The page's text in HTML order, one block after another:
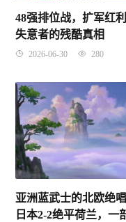
48强排位战，扩军红
失意者的残酷真相
2026-06-30 280
亚洲蓝武士的北欧绝唱
日本2-2绝平荷兰，一